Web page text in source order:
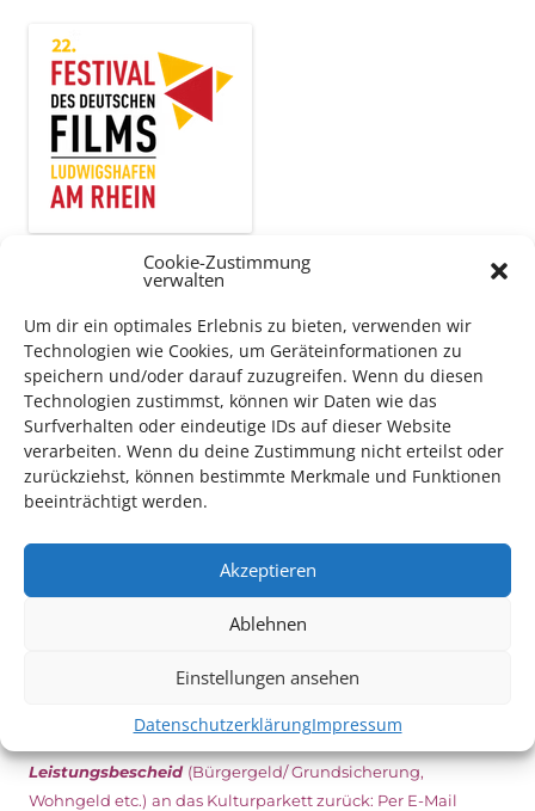
Cookie-Zustimmung
verwalten
Um dir ein optimales Erlebnis zu bieten, verwenden wir
Technologien wie Cookies, um Geräteinformationen zu
speichern und/oder darauf zuzugreifen. Wenn du diesen
Technologien zustimmst, können wir Daten wie das
Surfverhalten oder eindeutige IDs auf dieser Website
verarbeiten. Wenn du deine Zustimmung nicht erteilst oder
zurückziehst, können bestimmte Merkmale und Funktionen
beeinträchtigt werden.
Akzeptieren
Ablehnen
Einstellungen ansehen
DatenschutzerklärungImpressum
Auch dieses Jahr findet wieder das
Vom 19. August bist zum 9. Septemberhaben
Inhaber*innen freien Eintrittzu den Vorstellungen – 30
Minuten vor Beginn des Films und solange der Vorrat reicht!
Weitere Details zum Festival finden SieHIER
DIGITAL KULTURPASS BEANTRAGEN
NEU: DOWNLOAD UND DIGITAL BEANTRAGEN!
Den Kulturpass können Sie jetzt auch digital beantragen.
Dazu füllen Sie das Antragsformular aus und schicken
Leistungsbescheid (Bürgergeld/ Grundsicherung,
Wohngeld etc.) an das Kulturparkett zurück: Per E-Mail